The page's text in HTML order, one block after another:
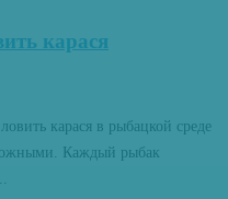
карася
карася в рыбацкой среде
Каждый рыбак